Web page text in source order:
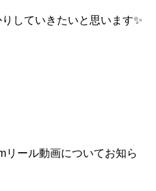
していきたいと思います✨
リール動画についてお知ら